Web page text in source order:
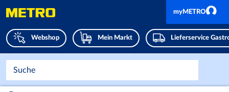
Webshop Mein Markt Lieferservice
myMETRO